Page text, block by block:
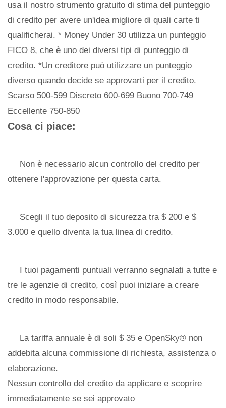
usa il nostro strumento gratuito di stima del punteggio
di credito per avere un'idea migliore di quali carte ti
qualificherai. * Money Under 30 utilizza un punteggio
FICO 8, che è uno dei diversi tipi di punteggio di
credito. *Un creditore può utilizzare un punteggio
diverso quando decide se approvarti per il credito.
Scarso 500-599 Discreto 600-699 Buono 700-749
Eccellente 750-850
Cosa ci piace:
Non è necessario alcun controllo del credito per
ottenere l'approvazione per questa carta.
Scegli il tuo deposito di sicurezza tra $ 200 e $
3.000 e quello diventa la tua linea di credito.
I tuoi pagamenti puntuali verranno segnalati a tutte e
tre le agenzie di credito, così puoi iniziare a creare
credito in modo responsabile.
La tariffa annuale è di soli $ 35 e OpenSky® non
addebita alcuna commissione di richiesta, assistenza o
elaborazione.
Nessun controllo del credito da applicare e scoprire
immediatamente se sei approvato